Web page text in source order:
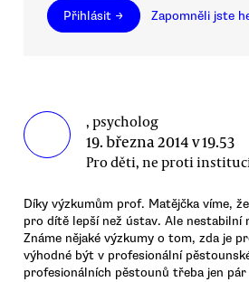
Přihlásit → Zapomněli jste
, psycholog
19. března 2014 v 19.53
Pro děti, ne proti
Díky výzkumům prof. Matějčka víme,
pro dítě lepší než ústav. Ale nestabilní
Známe nějaké výzkumy o tom, zda je
výhodné být v profesionální
profesionálních pěstounů třeba jen